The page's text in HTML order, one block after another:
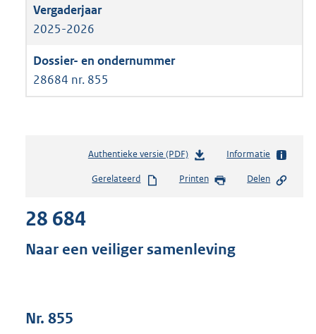
2025-2026
28684 nr. 855
Authentieke versie (PDF)b
s
s
Informatie
Gerelateerd Printen Delen
28 684
Naar een veiliger samenleving
Nr. 855